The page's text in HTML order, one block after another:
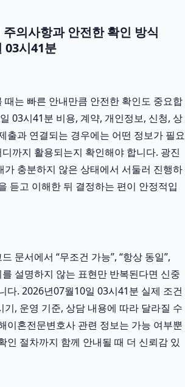
의사항과 안전한 확인 방식
03시41분
때는 빠른 안내만큼 안전한 확인도 중요합
03시41분 비용, 계약, 개인정보, 신청, 상
출과 연결되는 경우에는 어떤 정보가 필요
까지 활용되는지 확인해야 합니다. 광진
가 충분하지 않은 상태에서 서둘러 진행하
듣고 이해한 뒤 결정하는 편이 안정적입
문서에서 “무조건 가능”, “항상 동일”,
를 설명하지 않는 표현만 반복된다면 신중
다. 2026년07월10일 03시41분 실제 조건
기, 운영 기준, 상담 내용에 따라 달라질 수
이혼전문변호사 관련 정보는 가능 여부뿐
인 절차까지 함께 안내될 때 더 신뢰감 있